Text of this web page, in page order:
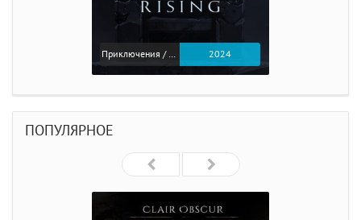
Приключения / Экшен 2024
ПОПУЛЯРНОЕ